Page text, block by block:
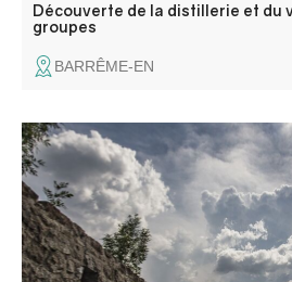
Découverte de la distillerie et du
groupes
BARRÊME-EN
An in-depth tour of the history of
you understand (and gain access
closed to the public.